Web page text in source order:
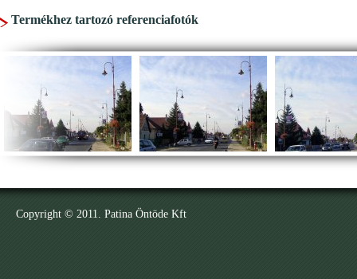
Termékhez tartozó referenciafotók
Copyright © 2011. Patina Öntöde Kft